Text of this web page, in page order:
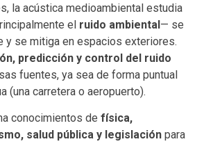
la acústica medioambiental estudia
el ruido ambiental— se
y se mitiga en espacios exteriores.
predicción y control del ruido
fuentes, ya sea de forma puntual
(una carretera o aeropuerto).
conocimientos de física,
salud pública y legislación para